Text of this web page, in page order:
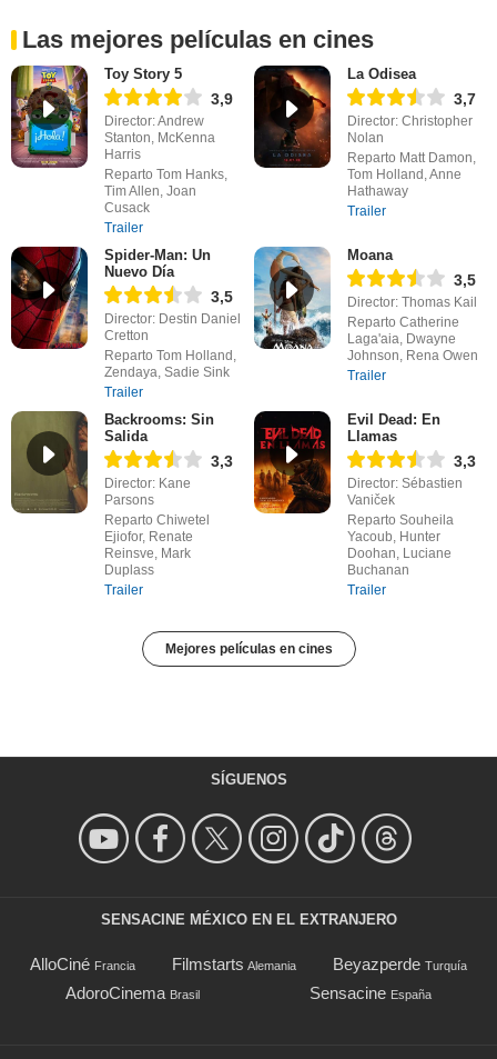
Las mejores películas en cines
Toy Story 5
3,9
Director: Andrew
Stanton, McKenna
Harris
Reparto Tom Hanks,
Tim Allen, Joan
Cusack
Trailer
La Odisea
3,7
Director: Christopher
Nolan
Reparto Matt Damon,
Tom Holland, Anne
Hathaway
Trailer
Spider-Man: Un
Nuevo Día
3,5
Director: Destin Daniel
Cretton
Reparto Tom Holland,
Zendaya, Sadie Sink
Trailer
Moana
3,5
Director: Thomas Kail
Reparto Catherine
Laga'aia, Dwayne
Johnson, Rena Owen
Trailer
Backrooms: Sin
Salida
3,3
Director: Kane
Parsons
Reparto Chiwetel
Ejiofor, Renate
Reinsve, Mark
Duplass
Trailer
Evil Dead: En
Llamas
3,3
Director: Sébastien
Vaniček
Reparto Souheila
Yacoub, Hunter
Doohan, Luciane
Buchanan
Trailer
Mejores películas en cines
SÍGUENOS
SENSACINE MÉXICO EN EL EXTRANJERO
AlloCiné Francia Filmstarts Alemania Beyazperde Turquía
AdoroCinema Brasil Sensacine España